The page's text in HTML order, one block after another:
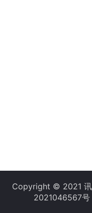
Copyright © 2021 讯
2021046567号